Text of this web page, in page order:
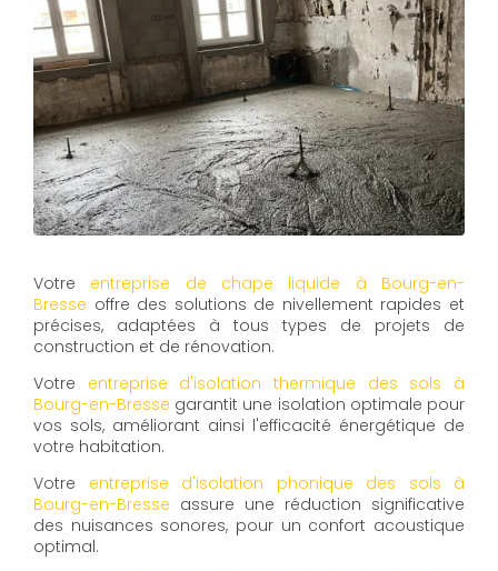
Votre entreprise de chape liquide à Bourg-en-
Bresse offre des solutions de nivellement rapides et
précises, adaptées à tous types de projets de
construction et de rénovation.
Votre entreprise d'isolation thermique des sols à
Bourg-en-Bresse garantit une isolation optimale pour
vos sols, améliorant ainsi l'efficacité énergétique de
votre habitation.
Votre entreprise d'isolation phonique des sols à
Bourg-en-Bresse assure une réduction significative
des nuisances sonores, pour un confort acoustique
optimal.